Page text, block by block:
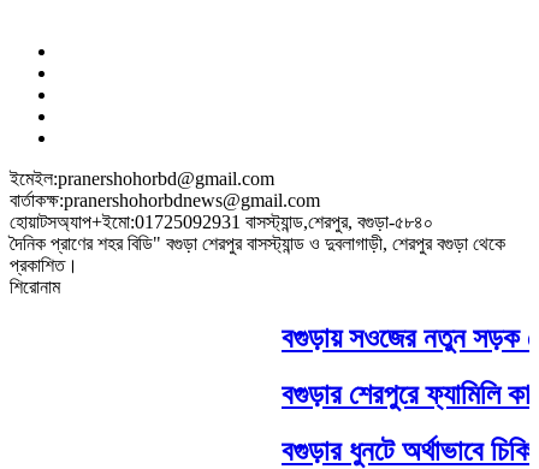
ইমেইল:pranershohorbd@gmail.com
বার্তাকক্ষ:pranershohorbdnews@gmail.com
হোয়াটসঅ্যাপ+ইমো:01725092931 বাসস্ট্যান্ড,শেরপুর, বগুড়া-৫৮৪০
দৈনিক প্রাণের শহর বিডি" বগুড়া শেরপুর বাসস্ট্যান্ড ও দুবলাগাড়ী, শেরপুর বগুড়া থেকে
প্রকাশিত।
শিরোনাম
বগুড়ায় সওজের নতুন সড়ক
বগুড়ার শেরপুরে ফ্যামিলি
বগুড়ার ধুনটে অর্থাভাবে